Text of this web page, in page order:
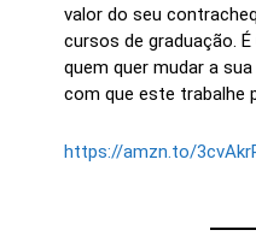
valor do seu
cursos de graduação.
quem quer mudar a
com que este trabalhe
https://amzn.to/